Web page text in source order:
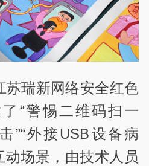
苏瑞新网络安全红色
“警惕二维码扫一
”“外接USB设备病
动场景，由技术人员